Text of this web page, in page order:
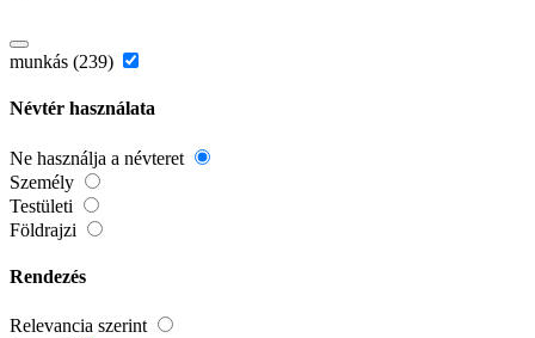
munkás (239)
Névtér használata
Ne használja a névteret
Személy
Testületi
Földrajzi
Rendezés
Relevancia szerint